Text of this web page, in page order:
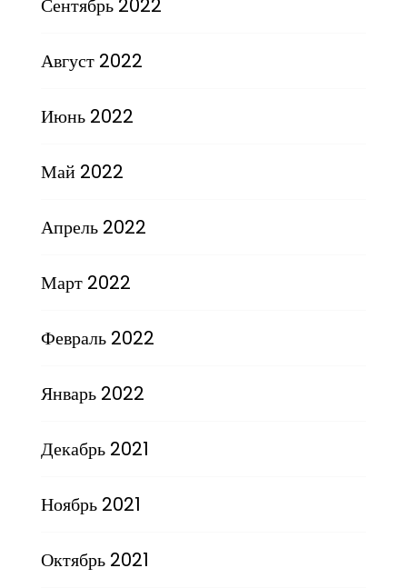
Сентябрь 2022
Август 2022
Июнь 2022
Май 2022
Апрель 2022
Март 2022
Февраль 2022
Январь 2022
Декабрь 2021
Ноябрь 2021
Октябрь 2021